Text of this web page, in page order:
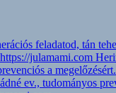
feladatod, tán
julamami.com
a megelőzésért.
ev., tudományos